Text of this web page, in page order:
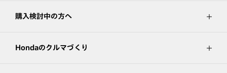
購入検討中の方へ
Hondaのクルマづくり